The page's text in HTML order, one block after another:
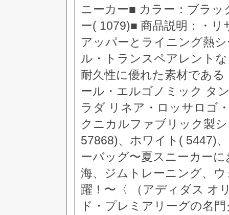
ニーカー■ カラー：ブラ
ー( 1079)■ 商品説明：・
アッパーとライニング熱
ル・トランスペアレント
耐久性に優れた素材であ
ール・エルゴノミック タ
ラダ リネア・ロッサロゴ
クニカルファブリック製
57868)、ホワイト( 5447)
ーバッグ〜夏スニーカー
海、ジムトレーニング、
躍！〜〈 （アディダス オ
ド・プレミアリーグの名